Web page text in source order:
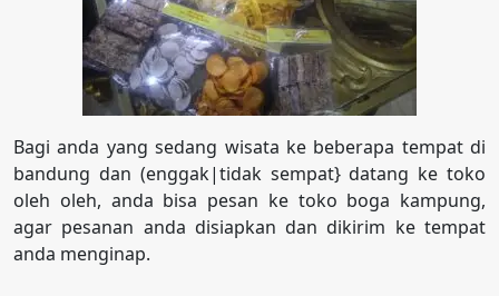
Bagi anda yang sedang wisata ke beberapa tempat di
bandung dan (enggak|tidak sempat} datang ke toko
oleh oleh, anda bisa pesan ke toko boga kampung,
agar pesanan anda disiapkan dan dikirim ke tempat
anda menginap.